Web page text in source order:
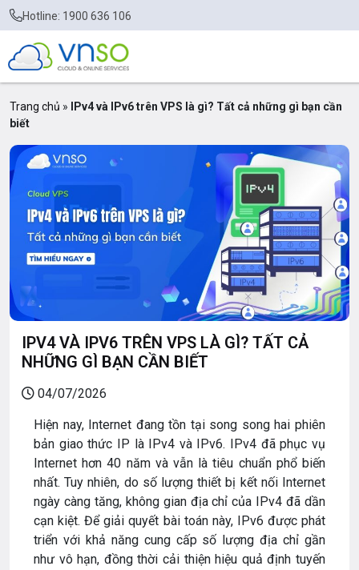
Hotline: 1900 636 106
Trang chủ »
IPv4 và IPv6 trên VPS là gì? Tất cả những gì bạn cần
biết
IPV4 VÀ IPV6 TRÊN VPS LÀ GÌ? TẤT CẢ
NHỮNG GÌ BẠN CẦN BIẾT
04/07/2026
Hiện nay, Internet đang tồn tại song song hai phiên
bản giao thức IP là IPv4 và IPv6. IPv4 đã phục vụ
Internet hơn 40 năm và vẫn là tiêu chuẩn phổ biến
nhất. Tuy nhiên, do số lượng thiết bị kết nối Internet
ngày càng tăng, không gian địa chỉ của IPv4 đã dần
cạn kiệt. Để giải quyết bài toán này, IPv6 được phát
triển với khả năng cung cấp số lượng địa chỉ gần
như vô hạn, đồng thời cải thiện hiệu quả định tuyến